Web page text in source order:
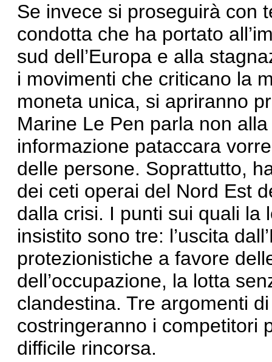
Se invece si proseguirà con
condotta che ha portato
sud dell’Europa e alla
i movimenti che criticano la
moneta unica, si apriranno
Marine Le Pen parla non
informazione pataccara
delle persone. Soprattutto,
dei ceti operai del Nord Est
dalla crisi. I punti sui quali la
insistito sono tre: l’uscita
protezionistiche a favore
dell’occupazione, la lotta
clandestina. Tre argomenti
costringeranno i competitori
difficile rincorsa.